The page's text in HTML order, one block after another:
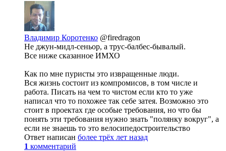
Владимир Коротенко @firedragon
Не джун-мидл-сеньор, а трус-балбес-бывалый.
Все ниже сказанное ИМХО
Как по мне пуристы это извращенные люди.
Вся жизнь состоит из компромисов, в том числе и
работа. Писать на чем то чистом если кто то уже
написал что то похожее так себе затея. Возможно это
стоит в проектах где особые требования, но что бы
понять эти требования нужно знать "полянку вокруг", а
если не знаешь то это велосипедостроительство
Ответ написан более трёх лет назад
1 комментарий